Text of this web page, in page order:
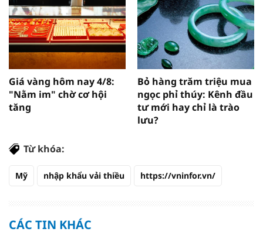
Giá vàng hôm nay 4/8:
"Nằm im" chờ cơ hội
tăng
Bỏ hàng trăm triệu mua
ngọc phỉ thúy: Kênh đầu
tư mới hay chỉ là trào
lưu?
Từ khóa:
Mỹ nhập khẩu vải thiều https://vninfor.vn/
CÁC TIN KHÁC